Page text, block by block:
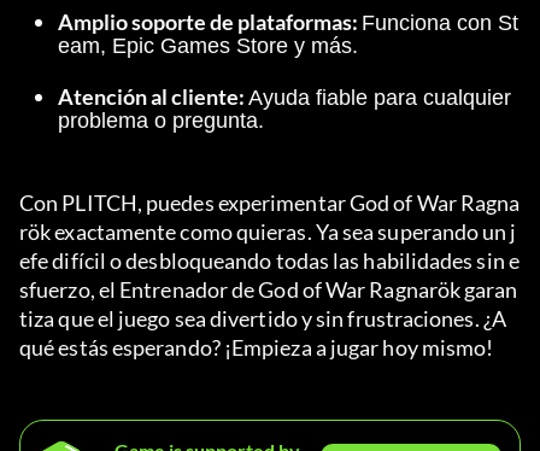
Amplio soporte de plataformas: Funciona con St
eam, Epic Games Store y más.
Atención al cliente: Ayuda fiable para cualquier
problema o pregunta.
Con PLITCH, puedes experimentar God of War Ragna
rök exactamente como quieras. Ya sea superando un j
efe difícil o desbloqueando todas las habilidades sin e
sfuerzo, el Entrenador de God of War Ragnarök garan
tiza que el juego sea divertido y sin frustraciones. ¿A
qué estás esperando? ¡Empieza a jugar hoy mismo!